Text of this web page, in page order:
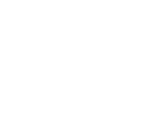
người bị bệnh tim, phụ nữ mang thai,
bão hòa đơn và không bão hòa đa, vi